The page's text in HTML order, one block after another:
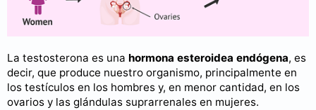
La testosterona es una hormona esteroidea endógena, es
decir, que produce nuestro organismo, principalmente en
los testículos en los hombres y, en menor cantidad, en los
ovarios y las glándulas suprarrenales en mujeres.